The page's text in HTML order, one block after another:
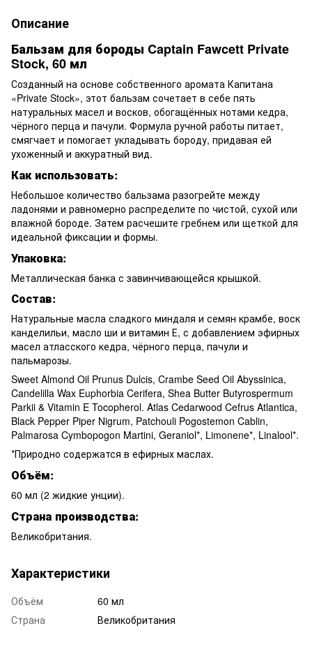
Описание
Бальзам для бороды Captain Fawcett Private
Stock, 60 мл
Созданный на основе собственного аромата Капитана
«Private Stock», этот бальзам сочетает в себе пять
натуральных масел и восков, обогащённых нотами кедра,
чёрного перца и пачули. Формула ручной работы питает,
смягчает и помогает укладывать бороду, придавая ей
ухоженный и аккуратный вид.
Как использовать:
Небольшое количество бальзама разогрейте между
ладонями и равномерно распределите по чистой, сухой или
влажной бороде. Затем расчешите гребнем или щеткой для
идеальной фиксации и формы.
Упаковка:
Металлическая банка с завинчивающейся крышкой.
Состав:
Натуральные масла сладкого миндаля и семян крамбе, воск
канделильи, масло ши и витамин Е, с добавлением эфирных
масел атласского кедра, чёрного перца, пачули и
пальмарозы.
Sweet Almond Oil Prunus Dulcis, Crambe Seed Oil Abyssinica,
Candelilla Wax Euphorbia Cerifera, Shea Butter Butyrospermum
Parkii & Vitamin E Tocopherol. Atlas Cedarwood Cefrus Atlantica,
Black Pepper Piper Nigrum, Patchouli Pogostemon Cablin,
Palmarosa Cymbopogon Martini, Geraniol*, Limonene*, Linalool*.
*Природно содержатся в ефирных маслах.
Объём:
60 мл (2 жидкие унции).
Страна производства:
Великобритания.
Характеристики
Объём
60 мл
Страна
Великобритания